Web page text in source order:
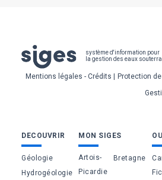
système d'information pour
la gestion des eaux
Pied
de
page
Mentions légales - Crédits
Protection
Bas
de
page
DECOUVRIR
Géologie
Hydrogéologie
MON SIGES
Artois-
Picardie
Bretagne